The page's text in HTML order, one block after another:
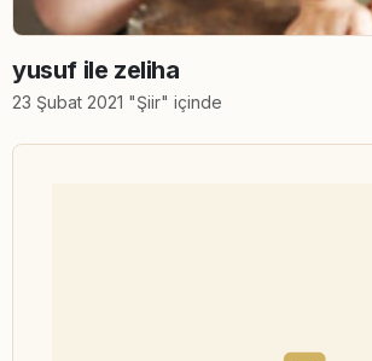
yusuf ile zeliha
23 Şubat 2021 "Şiir" içinde